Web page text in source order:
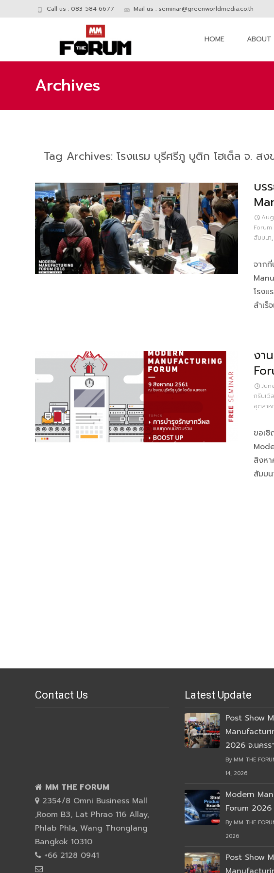
Call us : 083-584 6677 Mail us : seminar@greenworldmedia.co.th
HOME ABOUT
Archives
Tag Archives: โรงแรม บุรีศรีภู บูติก โฮเต็ล จ. สง
บร
Forum
สัมมนา,
จาก
โรงแ
สำเร็
งา
กรีนเวิ
อุตสาห
ขอเ
สิงห
สัมมน
Contact Us
MM THE FORUM
2354/8 Omni Business Mall
,Room B3, Lat Phrao 116 Allay,
Phlab Phla, Wang Thonglang
Bangkok 10310
+66 2128 0941
Latest Update
Post Show
2026 จ.นครร
By MM THE
14, 2026
Modern
Forum
By MM THE
2026
Post Show